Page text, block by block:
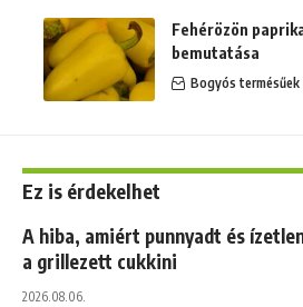
Fehérözön
bemutatása
Bogyós termésűek
Ez is érdekelhet
A hiba, amiért punnyadt és
a grillezett cukkini
2026.08.06.